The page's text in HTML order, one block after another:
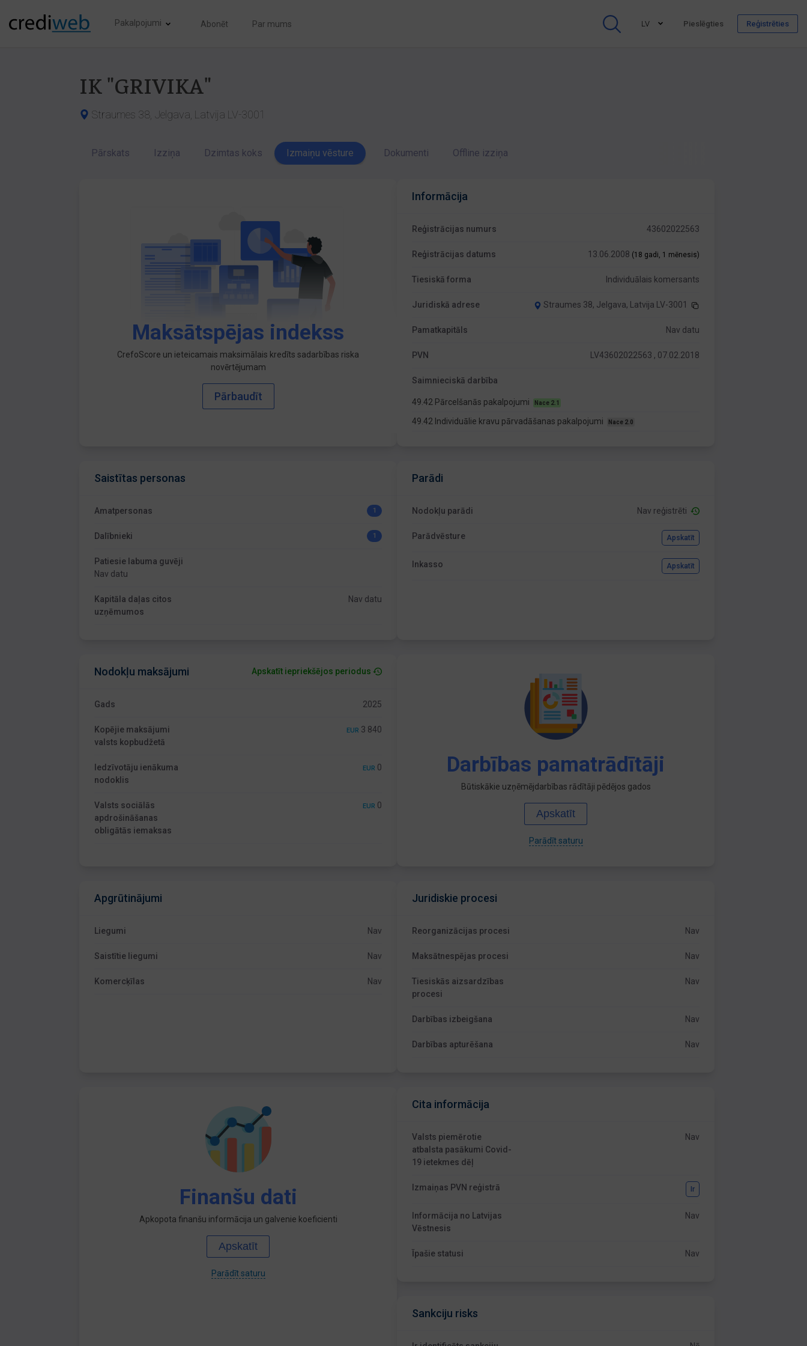
Pakalpojumi Abonēt Par mums LV Pieslēgties Reģistrēties
IK "GRIVIKA"
Straumes 38, Jelgava, Latvija LV-3001
Pārskats Izziņa Dzimtas koks Izmaiņu vēsture Dokumenti Offline izziņa
Maksātspējas indekss
CrefoScore un ieteicamais maksimālais kredīts sadarbības riska
novērtējumam
Pārbaudīt
Informācija
Reģistrācijas numurs 43602022563
Reģistrācijas datums 13.06.2008 (18 gadi, 1 mēnesis)
Tiesiskā forma Individuālais komersants
Juridiskā adrese Straumes 38, Jelgava, Latvija LV-3001
Pamatkapitāls Nav datu
PVN LV43602022563 , 07.02.2018
Saimnieciskā darbība
49.42 Pārcelšanās pakalpojumi Nace 2.1
49.42 Individuālie kravu pārvadāšanas pakalpojumi Nace 2.0
Saistītas personas
Amatpersonas 1
Dalībnieki 1
Patiesie labuma guvēji
Nav datu
Kapitāla daļas citos
uzņēmumos
Nav datu
Parādi
Nodokļu parādi Nav reģistrēti
Parādvēsture Apskatīt
Inkasso Apskatīt
Nodokļu maksājumi Apskatīt iepriekšējos periodus
Gads 2025
Kopējie maksājumi
valsts kopbudžetā
EUR 3 840
Iedzīvotāju ienākuma
nodoklis
EUR 0
Valsts sociālās
apdrošināšanas
obligātās iemaksas
EUR 0
Darbības pamatrādītāji
Būtiskākie uzņēmējdarbības rādītāji pēdējos gados
Apskatīt
Parādīt saturu
Apgrūtinājumi
Liegumi Nav
Saistītie liegumi Nav
Komercķīlas Nav
Juridiskie procesi
Reorganizācijas procesi Nav
Maksātnespējas procesi Nav
Tiesiskās aizsardzības
procesi
Nav
Darbības izbeigšana Nav
Darbības apturēšana Nav
Finanšu dati
Apkopota finanšu informācija un galvenie koeficienti
Apskatīt
Parādīt saturu
Cita informācija
Valsts piemērotie
atbalsta pasākumi Covid-
19 ietekmes dēļ
Nav
Izmaiņas PVN reģistrā Ir
Informācija no Latvijas
Vēstnesis
Nav
Īpašie statusi Nav
Sankciju risks